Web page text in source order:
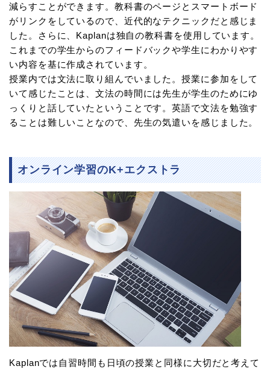
減らすことができます。教科書のページとスマートボード
がリンクをしているので、近代的なテクニックだと感じま
した。さらに、Kaplanは独自の教科書を使用しています。
これまでの学生からのフィードバックや学生にわかりやす
い内容を基に作成されています。
授業内では文法に取り組んでいました。授業に参加をして
いて感じたことは、文法の時間には先生が学生のためにゆ
っくりと話していたということです。英語で文法を勉強す
ることは難しいことなので、先生の気遣いを感じました。
オンライン学習のK+エクストラ
Kaplanでは自習時間も日頃の授業と同様に大切だと考えて